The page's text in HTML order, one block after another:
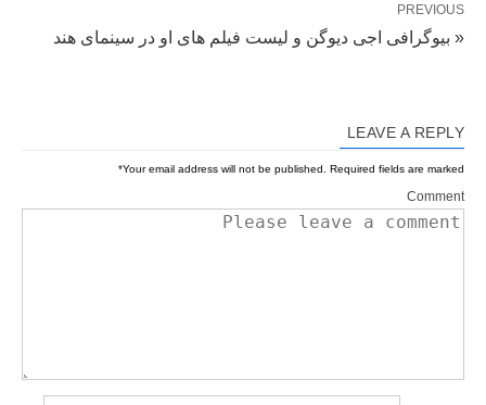
PREVIOUS
« بیوگرافی اجی دیوگن و لیست فیلم های او در سینمای هند
LEAVE A REPLY
Your email address will not be published. Required fields are marked
*
Comment